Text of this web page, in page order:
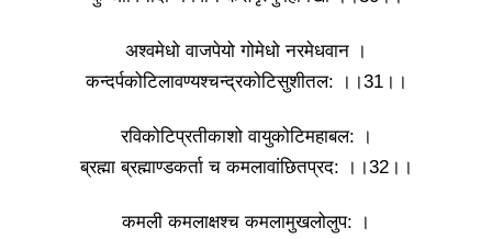
अश्वमेधो वाजपेयो गोमेधो नरमेधवान ।
कन्दर्पकोटिलावण्यश्चन्द्रकोटिसुशीतल: ।।31।।
रविकोटिप्रतीकाशो वायुकोटिमहाबल: ।
ब्रह्मा ब्रह्माण्डकर्ता च कमलावांछितप्रद: ।।32।।
कमली कमलाक्षश्च कमलामुखलोलुप: ।